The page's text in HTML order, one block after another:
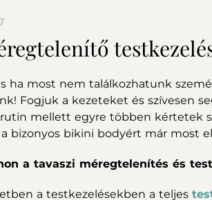
ha most nem találkozhatunk
Fogjuk a kezeteket és szívesen
mellett egyre többen kértetek
bizonyos bikini bodyért már most
a tavaszi méregtelenítés és
a testkezelésekben a teljes